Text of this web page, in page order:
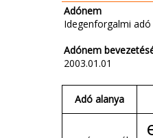
Adónem
Idegenforgalmi adó
Adónem
2003.01.01
Adó alanya